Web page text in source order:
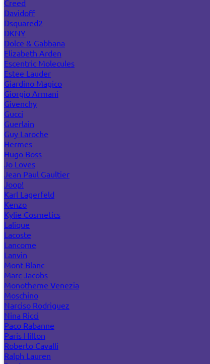
Creed
Davidoff
Dsquared2
DKNY
Dolce & Gabbana
Elizabeth Arden
Escentric Molecules
Estee Lauder
Giardino Magico
Giorgio Armani
Givenchy
Gucci
Guerlain
Guy Laroche
Hermes
Hugo Boss
Jo Loves
Jean Paul Gaultier
Joop!
Karl Lagerfeld
Kenzo
Kylie Cosmetics
Lalique
Lacoste
Lancome
Lanvin
Mont Blanc
Marc Jacobs
Monotheme Venezia
Moschino
Narciso Rodriguez
Nina Ricci
Paco Rabanne
Paris Hilton
Roberto Cavalli
Ralph Lauren